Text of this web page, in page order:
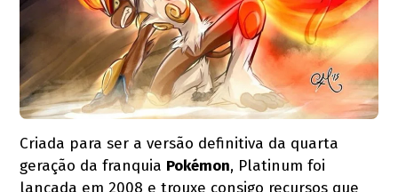
Criada para ser a versão definitiva da quarta
geração da franquia Pokémon, Platinum foi
lançada em 2008 e trouxe consigo recursos que